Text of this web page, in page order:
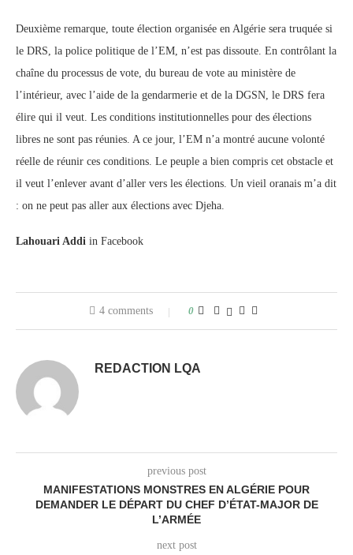
Deuxième remarque, toute élection organisée en Algérie sera truquée si
le DRS, la police politique de l’EM, n’est pas dissoute. En contrôlant la
chaîne du processus de vote, du bureau de vote au ministère de
l’intérieur, avec l’aide de la gendarmerie et de la DGSN, le DRS fera
élire qui il veut. Les conditions institutionnelles pour des élections
libres ne sont pas réunies. A ce jour, l’EM n’a montré aucune volonté
réelle de réunir ces conditions. Le peuple a bien compris cet obstacle et
il veut l’enlever avant d’aller vers les élections. Un vieil oranais m’a dit
: on ne peut pas aller aux élections avec Djeha.
Lahouari Addi in Facebook
4 comments 0
REDACTION LQA
previous post
MANIFESTATIONS MONSTRES EN ALGÉRIE POUR
DEMANDER LE DÉPART DU CHEF D’ÉTAT-MAJOR DE
L’ARMÉE
next post